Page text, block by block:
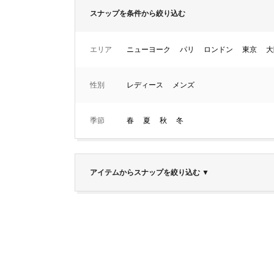
スナップを条件から絞り込む
エリア ニューヨーク パリ ロンドン 東京
性別 レディース メンズ
季節 春 夏 秋 冬
アイテムからスナップを絞り込む ▼